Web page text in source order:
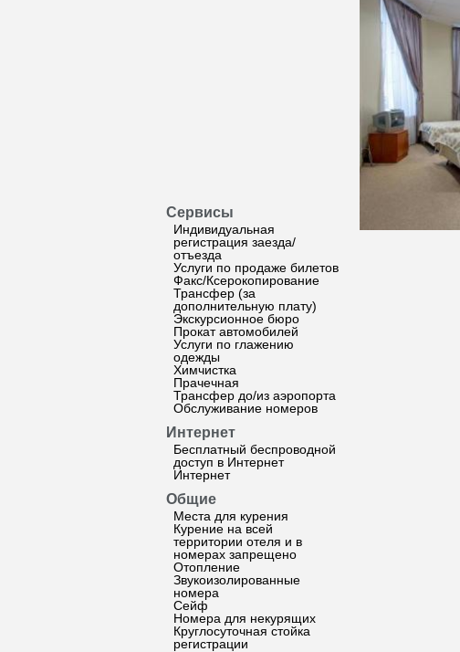
Сервисы
Индивидуальная
регистрация заезда/
отъезда
Услуги по продаже билетов
Факс/Ксерокопирование
Трансфер (за
дополнительную плату)
Экскурсионное бюро
Прокат автомобилей
Услуги по глажению
одежды
Химчистка
Прачечная
Трансфер до/из аэропорта
Обслуживание номеров
Интернет
Бесплатный беспроводной
доступ в Интернет
Интернет
Общие
Места для курения
Курение на всей
территории отеля и в
номерах запрещено
Отопление
Звукоизолированные
номера
Сейф
Номера для некурящих
Круглосуточная стойка
регистрации